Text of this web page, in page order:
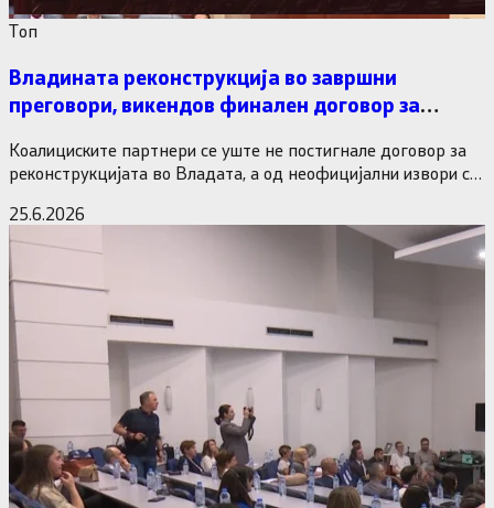
Tоп
Владината реконструкција во завршни
преговори, викендов финален договор за
Коалициските партнери се уште не постигнале договор за
реконструкцијата во Владата, а од неофицијални извори се
25.6.2026